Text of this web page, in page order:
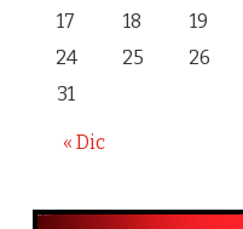
« Dic
17
18 19
24
25 26
31